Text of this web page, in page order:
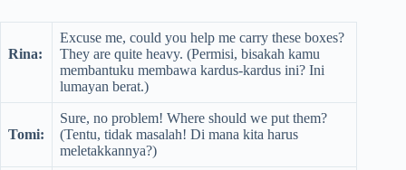
Rina:
Excuse me, could you help me carry these boxes?
They are quite heavy. (Permisi, bisakah kamu
membantuku membawa kardus-kardus ini? Ini
lumayan berat.)
Tomi:
Sure, no problem! Where should we put them?
(Tentu, tidak masalah! Di mana kita harus
meletakkannya?)